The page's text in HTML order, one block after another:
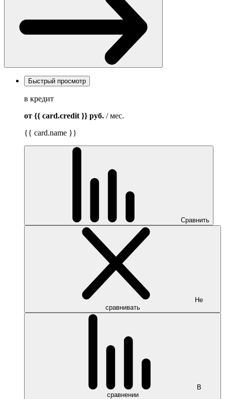
Быстрый просмотр
в кредит
от {{ card.credit }} руб. / мес.
{{ card.name }}
Сравнить
Не
сравнивать
В
сравнении